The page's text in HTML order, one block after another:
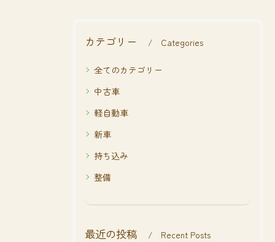
カテゴリー Categories
全てのカテゴリー
中古車
軽自動車
新車
持ち込み
整備
最近の投稿 Recent Posts